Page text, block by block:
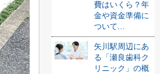
費はいくら？年
金や資金準備に
ついて...
矢川駅周辺にあ
る「瀬良歯科ク
リニック」の概